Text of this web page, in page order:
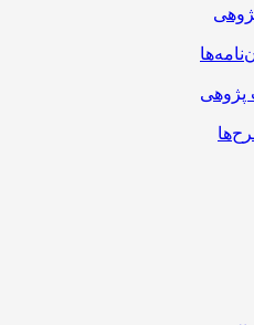
پژوهی